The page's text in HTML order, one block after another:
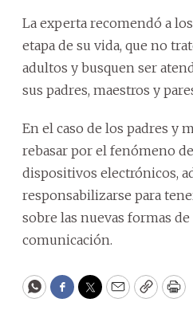
La experta recomendó a
etapa de su vida, que no
adultos y busquen ser
sus padres, maestros y
En el caso de los padres y
rebasar por el fenómeno
dispositivos electrónicos,
responsabilizarse para
sobre las nuevas formas
comunicación.
WhatsApp
Facebook
Twitter
EmailCopy